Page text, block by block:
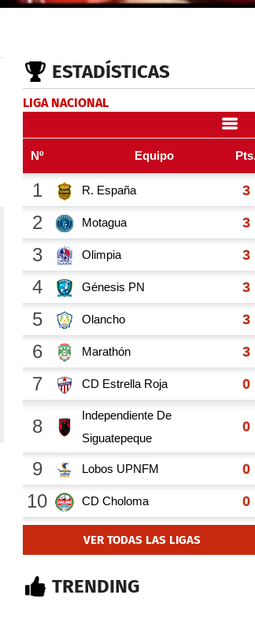
ESTADÍSTICAS
LIGA NACIONAL
VER TODAS LAS LIGAS
TRENDING